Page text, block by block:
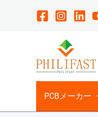
ッ
PCBメーカー